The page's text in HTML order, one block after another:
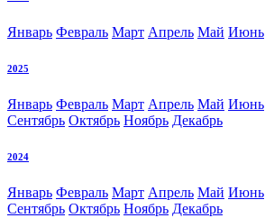
Январь Февраль Март Апрель Май Июнь
2025
Январь Февраль Март Апрель Май Июнь
Сентябрь Октябрь Ноябрь Декабрь
2024
Январь Февраль Март Апрель Май Июнь
Сентябрь Октябрь Ноябрь Декабрь